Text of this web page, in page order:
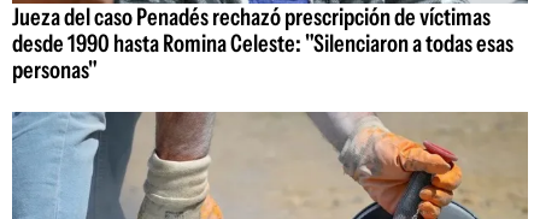
Jueza del caso Penadés rechazó prescripción de víctimas
desde 1990 hasta Romina Celeste: "Silenciaron a todas esas
personas"